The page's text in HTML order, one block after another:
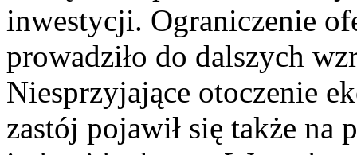
inwestycji. Ograniczenie
prowadziło do dalszych
Niesprzyjające otoczenie
zastój pojawił się także na